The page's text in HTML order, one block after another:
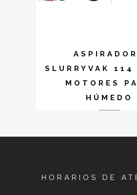
SLURRYVAK 114
MOTORES
HÚMEDO
HORARIOS DE